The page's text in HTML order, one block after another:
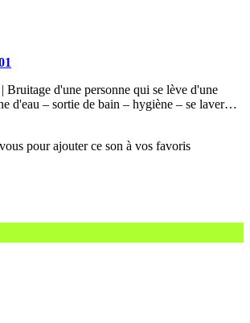
Bruitage d'une personne qui se lève d'une
d'eau – sortie de bain – hygiène – se laver…